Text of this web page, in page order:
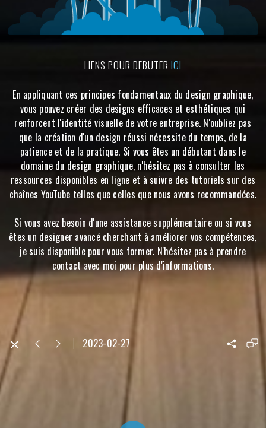
LIENS POUR DEBUTER ICI
En appliquant ces principes fondamentaux du design graphique,
vous pouvez créer des designs efficaces et esthétiques qui
renforcent l'identité visuelle de votre entreprise. N'oubliez pas
que la création d'un design réussi nécessite du temps, de la
patience et de la pratique. Si vous êtes un débutant dans le
domaine du design graphique, n'hésitez pas à consulter les
ressources disponibles en ligne et à suivre des tutoriels sur des
chaînes YouTube telles que celles que nous avons recommandées.
Si vous avez besoin d'une assistance supplémentaire ou si vous
êtes un designer avancé cherchant à améliorer vos compétences,
je suis disponible pour vous former. N'hésitez pas à prendre
contact avec moi pour plus d'informations.
2023-02-27